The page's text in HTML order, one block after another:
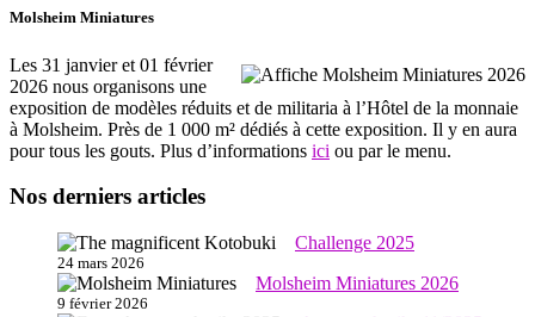
Molsheim Miniatures
Les 31 janvier et 01 février
2026 nous organisons une
exposition de modèles réduits et de militaria à l’Hôtel de la monnaie
à Molsheim. Près de 1 000 m² dédiés à cette exposition. Il y en aura
pour tous les gouts. Plus d’informations ici ou par le menu.
Nos derniers articles
Challenge 2025
24 mars 2026
Molsheim Miniatures 2026
9 février 2026